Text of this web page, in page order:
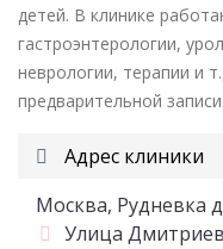
детей. В клинике
гастроэнтерологии,
неврологии, терапии и
предварительной записи.
Адрес клиники
Москва, Рудневка
Улица